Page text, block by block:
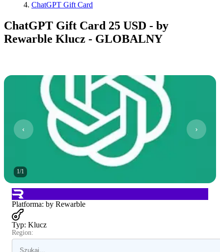
ChatGPT Gift Card
ChatGPT Gift Card 25 USD - by
Rewarble Klucz - GLOBALNY
1/1
Platforma: by Rewarble
Typ: Klucz
Region: